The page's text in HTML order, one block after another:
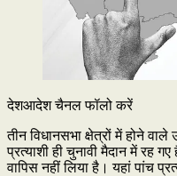
देशआदेश चैनल फॉलो करें
तीन विधानसभा क्षेत्रों में होने
प्रत्याशी ही चुनावी मैदान में रह
वापिस नहीं लिया है। यहां पांच